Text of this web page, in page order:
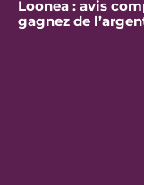
Loonea : avis
gagnez de